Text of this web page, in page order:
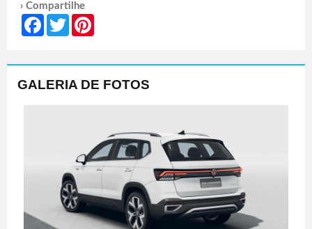
› Compartilhe
FacebookTwitter
GALERIA DE FOTOS